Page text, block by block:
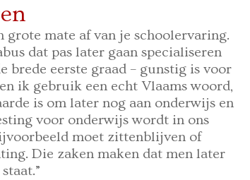
grote mate af van je schoolervaring.
dat pas later gaan specialiseren
brede eerste graad – gunstig is voor
ik gebruik een echt Vlaams woord,
is om later nog aan onderwijs en
voor onderwijs wordt in ons
moet zittenblijven of
Die zaken maken dat men later